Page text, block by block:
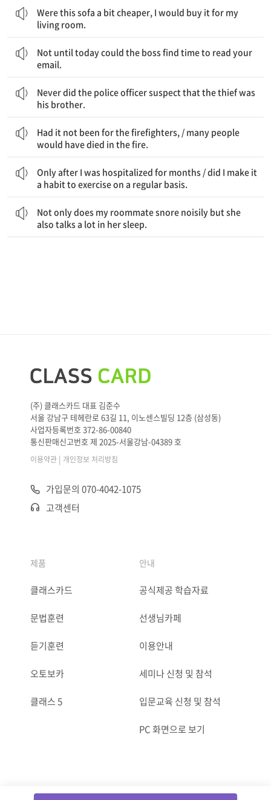
Were this sofa a bit cheaper, I would buy it for my
living room.
Not until today could the boss find time to read your
email.
Never did the police officer suspect that the thief was
his brother.
Had it not been for the firefighters, / many people
would have died in the fire.
Only after I was hospitalized for months / did I make it
a habit to exercise on a regular basis.
Not only does my roommate snore noisily but she
also talks a lot in her sleep.
(주) 클래스카드 대표 김준수
서울 강남구 테헤란로 63길 11, 이노센스빌딩 12층 (삼성동)
사업자등록번호 372-86-00840
통신판매신고번호 제 2025-서울강남-04389 호
이용약관 | 개인정보 처리방침
가입문의 070-4042-1075
고객센터
제품
클래스카드
문법훈련
듣기훈련
오토보카
클래스 5
안내
공식제공 학습자료
선생님카페
이용안내
세미나 신청 및 참석
입문교육 신청 및 참석
PC 화면으로 보기